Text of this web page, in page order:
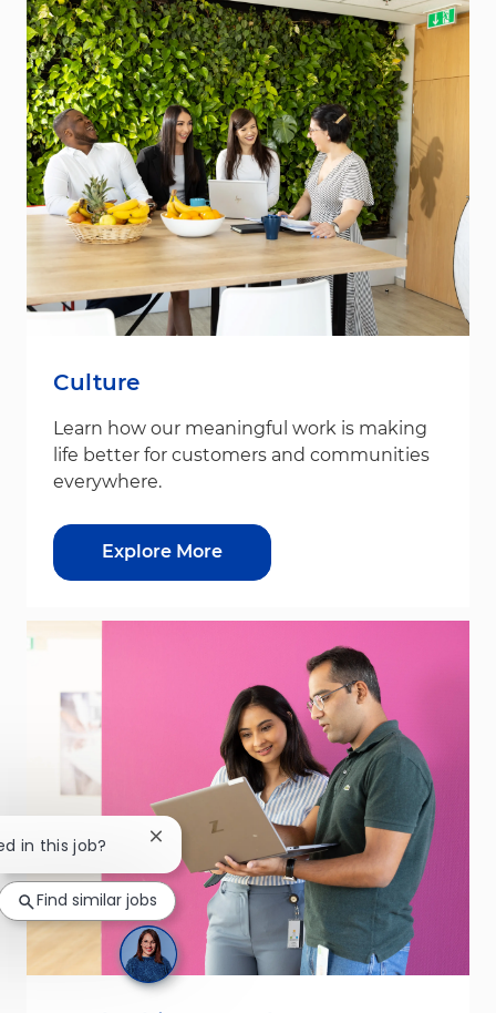
Culture
Learn how our meaningful work is making
life better for customers and communities
everywhere.
Explore More
in this job? Close chatbot notification
Find similar jobs